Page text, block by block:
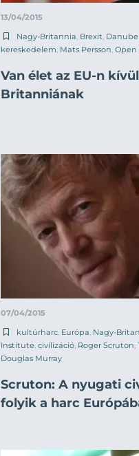
13/04/2015
Nagy-Britannia Brexit
kereskedelem Mats Persson Open
Van élet az EU-n
Britanniának
07/04/2015
kultúrharc, Európa, Nagy-
Institute, civilizáció, Roger Scruton,
Douglas Murray
Scruton: A nyugati
folyik a harc